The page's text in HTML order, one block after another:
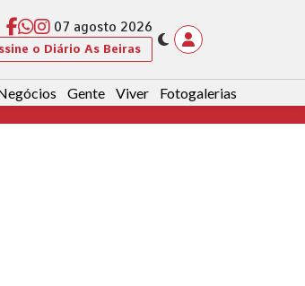
07 agosto 2026
o Diário As Beiras
Gente Viver Fotogalerias